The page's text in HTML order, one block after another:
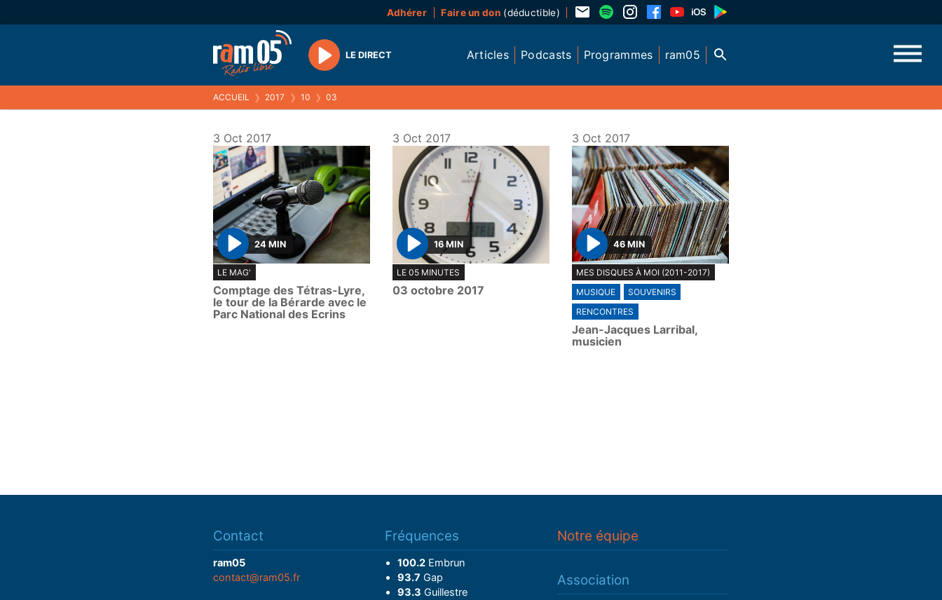
Adhérer Faire un don(déductible)
Play
LE DIRECT Articles Podcasts Programmes ram05
ACCUEIL ❯ 2017 ❯ 10 ❯ 03
3 Oct 2017
P
l
a
y
24 MIN
LE MAG'
Comptage des Tétras-Lyre,
le tour de la Bérarde avec le
Parc National des Ecrins
3 Oct 2017
P
l
a
16 MIN
LE 05 MINUTES
03 octobre 2017
3 Oct 2017
P
l
a
y
46 MIN
MES DISQUES À MOI (2011-2017)
MUSIQUE
SOUVENIRS
RENCONTRES
Jean-Jacques Larribal,
musicien
Contact
ram05
contact@ram05.fr
Fréquences
100.2Embrun
93.7 Gap
93.3 Guillestre
Notre équipe
Association